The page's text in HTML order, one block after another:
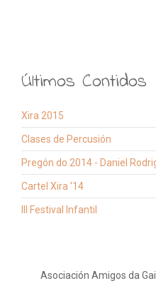
Últimos Contidos
Xira 2015
Clases de Percusión
Pregón do 2014 - Daniel
Cartel Xira '14
III Festival Infantil
Asociación Amigos da